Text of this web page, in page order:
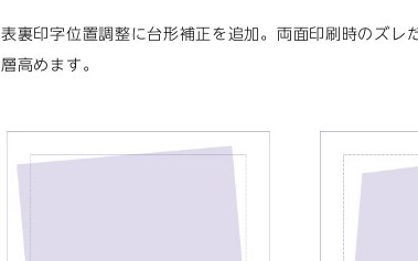
表裏印字位置調整に台形補正を追加。両面印刷時のズ
層高めます。